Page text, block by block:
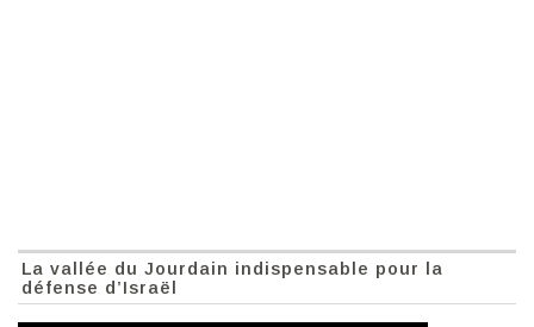
La vallée du Jourdain indispensable pour la
défense d’Israël